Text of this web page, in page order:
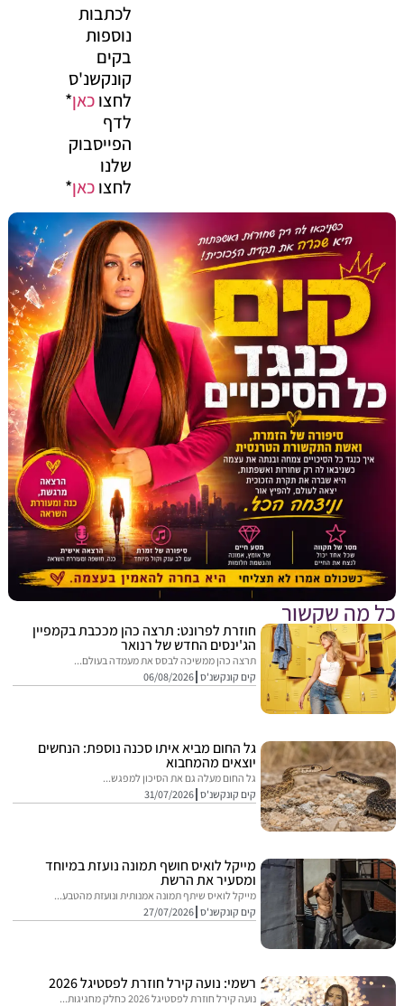
לכתבות
נוספות
קונקשנ'ס
לחצוכאן*
הפייסבוק
לחצוכאן*
שקשור
חוזרת לפרונט: תרצה כהן מככבת בקמפיין
הג'ינסים החדש של רנואר
תרצה כהן ממשיכה לבסס את מעמדה בעולם...
קים קונקשנ'ס 06/08/2026
גל החום מביא איתו סכנה נוספת: הנחשים
יוצאים מהמחבוא
גל החום מעלה גם את הסיכון למפגש...
קים קונקשנ'ס 31/07/2026
מייקל לואיס חושף תמונה נועזת במיוחד
ומסעיר את הרשת
מייקל לואיס שיתף תמונה אמנותית ונועזת מהטבע...
קים קונקשנ'ס 27/07/2026
רשמי: נועה קירל חוזרת לפסטיגל 2026
נועה קירל חוזרת לפסטיגל 2026 כחלק מחגיגות...